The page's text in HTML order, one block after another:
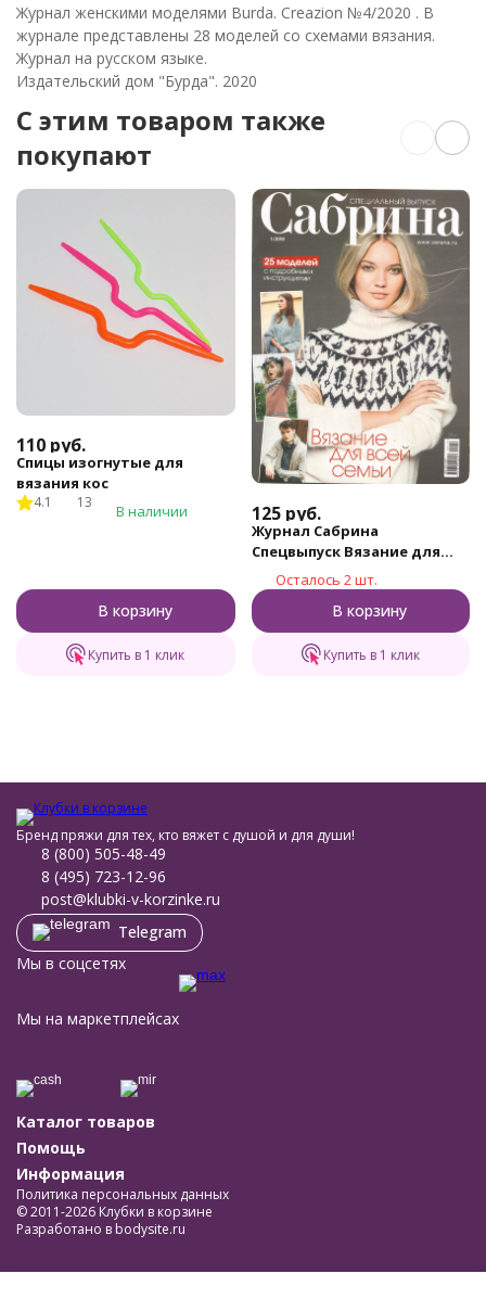
Журнал женскими моделями Burda. Creazion №4/2020 . В
журнале представлены 28 моделей со схемами вязания.
Журнал на русском языке.
Издательский дом "Бурда". 2020
C этим товаром также
покупают
110 руб.
Спицы изогнутые для
вязания кос
4.1 13 В наличии
В корзину
Купить в 1 клик
125 руб.
Журнал Сабрина
Спецвыпуск Вязание для
всей семьи №1/2018
Осталось 2 шт.
В корзину
Купить в 1 клик
Бренд пряжи для тех, кто вяжет с душой и для души!
8 (800) 505-48-49
8 (495) 723-12-96
post@klubki-v-korzinke.ru
Telegram
Мы в соцсетях
Мы на маркетплейсах
Каталог товаров
Помощь
Информация
Политика персональных данных
© 2011-2026 Клубки в корзине
Разработано в bodysite.ru